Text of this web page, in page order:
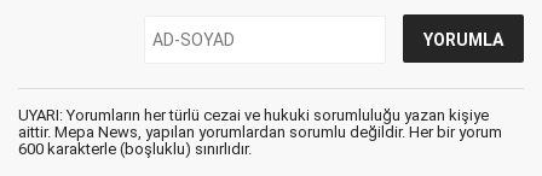
UYARI: Yorumların her türlü cezai ve hukuki sorumluluğu yazan kişiye
aittir. Mepa News, yapılan yorumlardan sorumlu değildir. Her bir yorum
600 karakterle (boşluklu) sınırlıdır.